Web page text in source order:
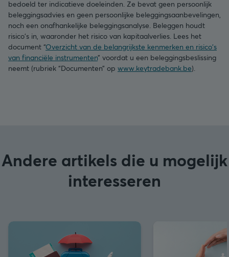
bedoeld ter indicatieve doeleinden. Ze bevat geen persoonlijk
beleggingsadvies en geen persoonlijke beleggingsaanbevelingen,
noch een onafhankelijke beleggingsanalyse. Beleggen houdt
risico's in, waaronder het risico van kapitaalverlies. Lees het
document “Overzicht van de belangrijkste kenmerken en risico's
van financiële instrumenten” voordat u een beleggingsbeslissing
neemt (rubriek “Documenten” op www.keytradebank.be).
Andere artikels die u mogelijk
interesseren